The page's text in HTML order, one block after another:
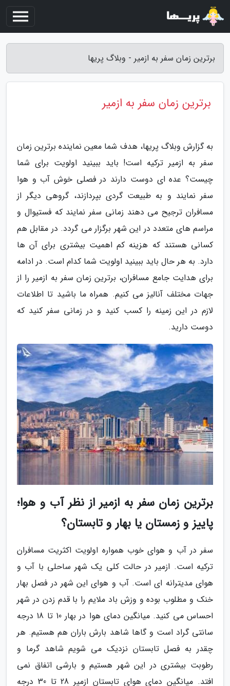
برترین زمان سفر به ازمیر - وبلاگ پریها
برترین زمان سفر به ازمیر
به گزارش وبلاگ پریها، هدف شما معین نماینده برترین زمان
سفر به ازمیر ترکیه است! باید ببینید اولویت برای شما
چیست؟ عده ای دوست دارند در فصلی خوش آب و هوا
سفر نمایند و به طبیعت گردی بپردازند، گروهی دیگر از
مسافران ترجیح می دهند زمانی سفر نمایند که فستیوال و
مراسم های متعدد در این شهر برگزار می گردد. در مقابل هم
کسانی هستند که هزینه کم اهمیت بیشتری برای آن ها
دارد. به هر حال باید ببینید اولویت شما کدام است. در ادامه
برای هدایت جامع مسافران، برترین زمان سفر به ازمیر را از
جهات مختلف آنالیز می کنیم. همراه ما باشید تا اطلاعات
لازم در این زمینه را کسب کنید و در زمانی سفر کنید که
دوست دارید.
برترین زمان سفر به ازمیر از نظر آب و هوا؛
پاییز و زمستان یا بهار و تابستان؟
سفر در آب و هوای خوب همواره اولویت اکثریت مسافران
ترکیه است. ازمیر در حالت کلی یک شهر ساحلی با آب و
هوای مدیترانه ای است. آب و هوای این شهر در فصل بهار
خنک و مطلوب بوده و وزش باد ملایم را با قدم زدن در شهر
احساس می کنید. میانگین دمای هوا در بهار 10 تا 18 درجه
سانتی گراد است و گاها شاهد بارش باران هم هستیم. هر
چقدر به فصل تابستان نزدیک می شویم شاهد گرما و
رطوبت بیشتری در این شهر هستیم و بارشی اتفاق نمی
افتد. میانگین دمای هوای تابستان ازمیر 28 تا 30 درجه